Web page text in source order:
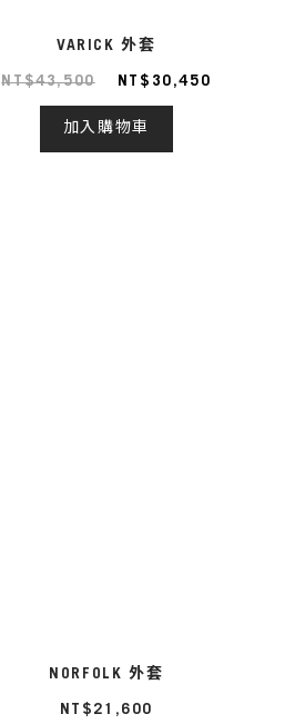
VARICK 外套
NT$30,450
NT$43,500
加入購物車
NORFOLK 外套
NT$21,600